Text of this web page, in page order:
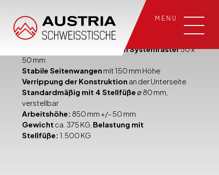
MENU
Tischgröße: 980 x 1980 mm, Material: S355MC
12mm
im Systemraster50 x
50 mm
Stabile Seitenwangen mit 150 mm Höhe
Verrippung der Konstruktion an der Unterseite
Standardmäßig mit 4 Stellfüße ø 80 mm,
verstellbar
Arbeitshöhe: 850 mm +/- 50 mm
Gewicht ca. 375 KG, Belastung mit
Stellfüße: 1.500 KG